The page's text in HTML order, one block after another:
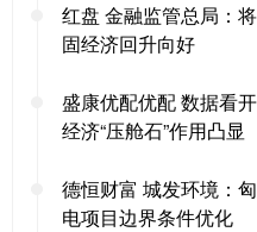
红盘 金融监管总局：
固经济回升向好
盛康优配优配 数据看
经济“压舱石”作用凸显
德恒财富 城发环境：
电项目边界条件优化